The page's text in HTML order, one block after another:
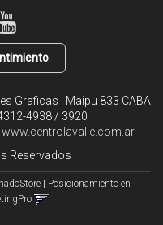
Graficas | Maipu 833 CABA
4938 / 3920
www.centrolavalle.com.ar
Reservados
Posicionamiento en